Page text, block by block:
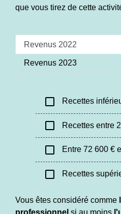
que vous tirez de cette
Revenus 2022
Revenus 2023
check_box_outline_blank Recettes
check_box_outline_blank Recettes entre
check_box_outline_blank Entre 72 600 €
check_box_outline_blank Recettes
Vous êtes considéré comme
professionnel si au moins